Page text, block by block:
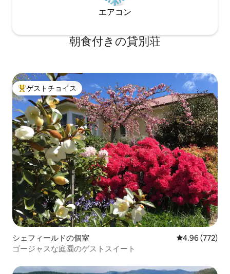
を活かし、風水師の知恵を駆使して、コ
テージの形が形作られ始めました。 コテ
源を調達したリサイクル可能で再生可能
な建築材料を使用することを可能にしま
な太陽光の設計と向きは、冷暖房システ
ムの必要性を最小限に抑えることに貢献
します。 太陽光エネルギーは、すべての
取引ツールに電力を供給するために建設
プロセス全体に使用されました。引き続
き宿泊施設全体の主な電源となります。
大規模な雨水貯蔵タンクと、すべての水
を供給するためのバネ式ダムにより、広
範囲にわたる集水を可能にしています。
トイレの堆肥化はさらに水の消費を減ら
す。すべての廃水は、多年生樹木作物の
灌漑のために現場で濾過されます。 この
ことを念頭に置いて、すべての石鹸、シ
ャンプー、洗剤は農場システムに配布さ
れるため、環境に優しいです。 母屋にあ
る燃焼コンロとコテージにある即席ガス
温水システムにより、温水のニーズを満
たしています。 さらにエネルギー使用量
を削減し、最終的にカーボンフットプリ
管が設置される予定です。 すべてのリサ
エアコン
朝食付きの貸別荘
大好評のゲストチョイスです。
ゲストチョイス
シェフィールドの個室 レビュー772
4.96 (772)
ゴージャスな庭園のゲストスイート